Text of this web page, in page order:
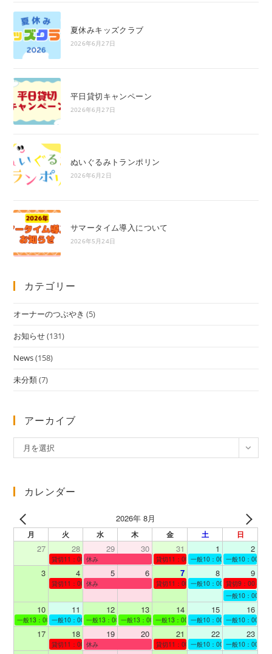
夏休みキッズクラブ
2026年6月27日
平日貸切キャンペーン
2026年6月27日
ぬいぐるみトランポリン
2026年6月2日
サマータイム導入について
2026年5月24日
カテゴリー
オーナーのつぶやき (5)
お知らせ(131)
News(158)
未分類(7)
アーカイブ
ー
イ
月を選択
カレンダー
2026年 8月
月 火 水 木 金 土 日
27 28 29 30 31 1 2
貸切11：00～12：00
休み 貸切11：00～12：00一般10：00～19：00
一般10：00～
3 4 5 6 7 8 9
貸切11：00～12：00
休み 貸切11：00～12：00一般10：00～19：00
貸切9：00～10
一般10：00～
10 11 12 13 14 15 16
一般13：00～19：00一般10：00～19：00一般13：00～19：00一般13：00～19：00一般13：00～19：00一般10：00～19：00
一般10：00～
17 18 19 20 21 22 23
貸切11：00～12：00
休み 貸切11：00～13：00一般10：00～19：00
一般10：00～